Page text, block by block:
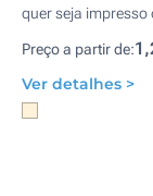
quer seja impresso
Preço a partir de:
Ver detalhes >